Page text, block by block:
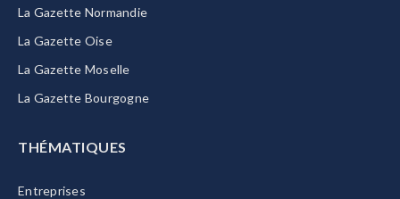
La Gazette Normandie
La Gazette Oise
La Gazette Moselle
La Gazette Bourgogne
THÉMATIQUES
Entreprises